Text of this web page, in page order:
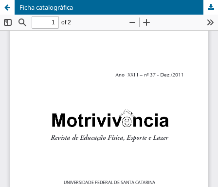
Ficha catalográfica